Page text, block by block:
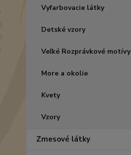
Vyfarbovacie látky
Detské vzory
Veľké Rozprávkové motívy
More a okolie
Kvety
Vzory
Zmesové látky